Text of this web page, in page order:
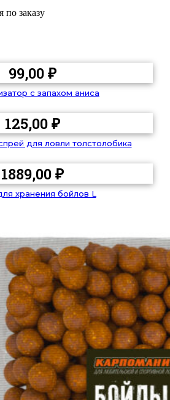
по заказу
99,00₽
с запахом аниса
125,00₽
для ловли толстолобика
1889,00₽
хранения бойлов L